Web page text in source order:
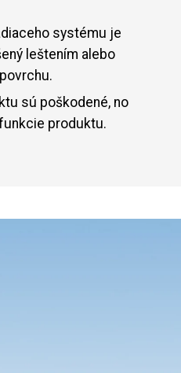
systému je
leštením alebo
sú poškodené, no
produktu.